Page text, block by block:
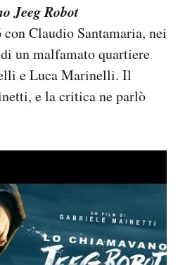
Jeeg Robot
Claudio Santamaria, nei
un malfamato quartiere
e Luca Marinelli. Il
e la critica ne parlò